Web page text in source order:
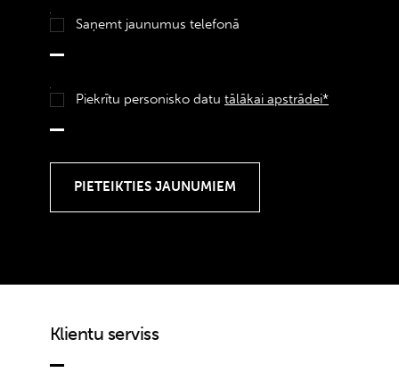
Saņemt jaunumus telefonā
Piekrītu personisko datu tālākai apstrādei*
Klientu serviss